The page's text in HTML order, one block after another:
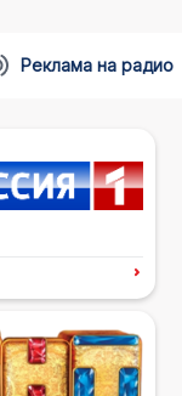
Реклама на радио